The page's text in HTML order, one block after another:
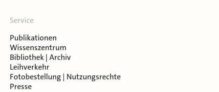
Service
Publikationen
Wissenszentrum
Bibliothek | Archiv
Leihverkehr
Fotobestellung | Nutzungsrechte
Presse